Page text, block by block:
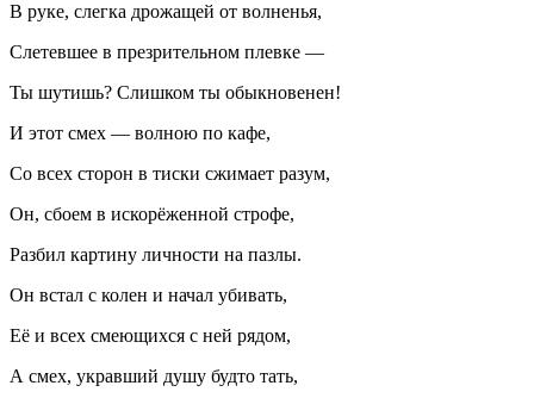
В руке, слегка дрожащей от волненья,
Слетевшее в презрительном плевке —
Ты шутишь? Слишком ты обыкновенен!
И этот смех — волною по кафе,
Со всех сторон в тиски сжимает разум,
Он, сбоем в искорёженной строфе,
Разбил картину личности на пазлы.
Он встал с колен и начал убивать,
Её и всех смеющихся с ней рядом,
А смех, укравший душу будто тать,